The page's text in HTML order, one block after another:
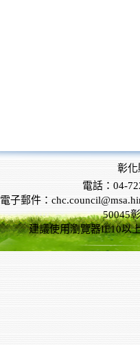
彰化
電話：04-
電子郵件：
50045
建議使用瀏覽器IE10以